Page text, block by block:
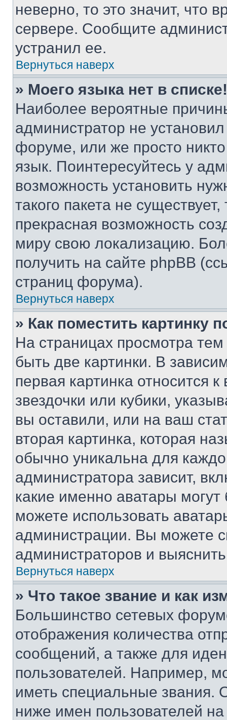
неверно, то это значит, что
сервере. Сообщите
устранил ее.
Вернуться наверх
» Моего языка нет в списке!
Наиболее вероятные
администратор не
форуме, или же просто
язык. Поинтересуйтесь у
возможность установить
такого пакета не
прекрасная возможность
миру свою локализацию.
получить на сайте phpBB
страниц форума).
Вернуться наверх
» Как поместить картинку
На страницах просмотра
быть две картинки. В
первая картинка относится
звездочки или кубики,
вы оставили, или на ваш
вторая картинка, которая
обычно уникальна для
администратора зависит,
какие именно аватары
можете использовать
администрации. Вы можете
администраторов и
Вернуться наверх
» Что такое звание и как
Большинство сетевых
отображения количества
сообщений, а также для
пользователей. Например,
иметь специальные звания.
ниже имен пользователей